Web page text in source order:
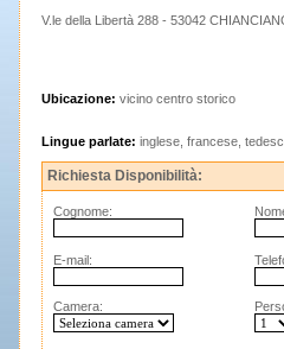
V.le della Libertà 288 - 53042
Ubicazione: vicino centro storico
Lingue parlate: inglese, francese,
Richiesta Disponibilità:
Cognome:
E-mail:
Camera: